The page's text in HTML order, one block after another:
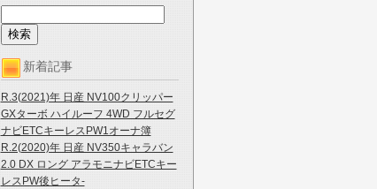
新着記事
R.3(2021)年 日産 NV100クリッパー
GXターボ ハイルーフ 4WD フルセグ
ナビETCキーレスPW1オーナ簿
R.2(2020)年 日産 NV350キャラバン
2.0 DX ロング アラモニナビETCキー
レスPW後ヒータ-